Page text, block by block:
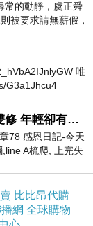
是之後親身
2K多，道路
會如何。
的動靜，虞正舜
被要求請無薪假，
唯
G3a1Jhcu4
小護師番外章78 > 福慧雙修 年輕卻有個老靈魂 ㄑ金剛經〉podcast
78 感恩日記-今天
A梳爬, 上完失
比比昂代購
網 全球購物